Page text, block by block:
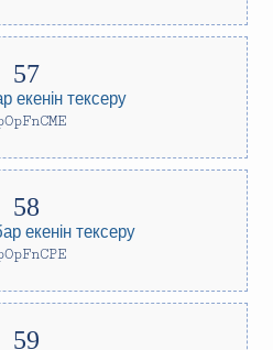
екенін тексеру
екенін тексеру